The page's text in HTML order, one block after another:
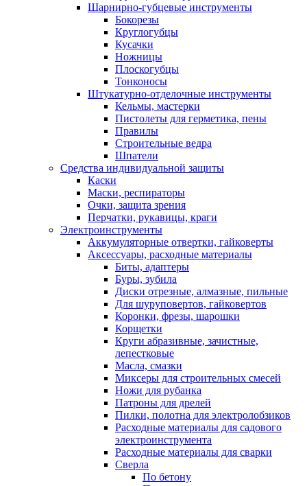
Шарнирно-губцевые инструменты
Бокорезы
Круглогубцы
Кусачки
Ножницы
Плоскогубцы
Тонконосы
Штукатурно-отделочные инструменты
Кельмы, мастерки
Пистолеты для герметика, пены
Правилы
Строительные ведра
Шпатели
Средства индивидуальной защиты
Каски
Маски, респираторы
Очки, защита зрения
Перчатки, рукавицы, краги
Электроинструменты
Аккумуляторные отвертки, гайковерты
Аксессуары, расходные материалы
Биты, адаптеры
Буры, зубила
Диски отрезные, алмазные, пильные
Для шуруповертов, гайковертов
Коронки, фрезы, шарошки
Корщетки
Круги абразивные, зачистные,
лепестковые
Масла, смазки
Миксеры для строительных смесей
Ножи для рубанка
Патроны для дрелей
Пилки, полотна для электролобзиков
Расходные материалы для садового
электроинструмента
Расходные материалы для сварки
Сверла
По бетону